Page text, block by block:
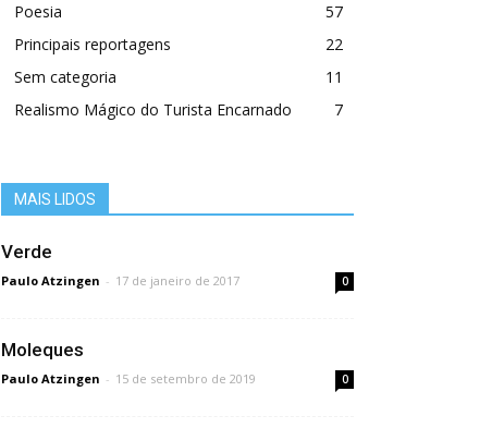
Poesia
57
Principais reportagens
22
Sem categoria
11
Realismo Mágico do Turista Encarnado
7
MAIS LIDOS
Verde
Paulo Atzingen - 17 de janeiro de 2017 0
Moleques
Paulo Atzingen - 15 de setembro de 2019 0